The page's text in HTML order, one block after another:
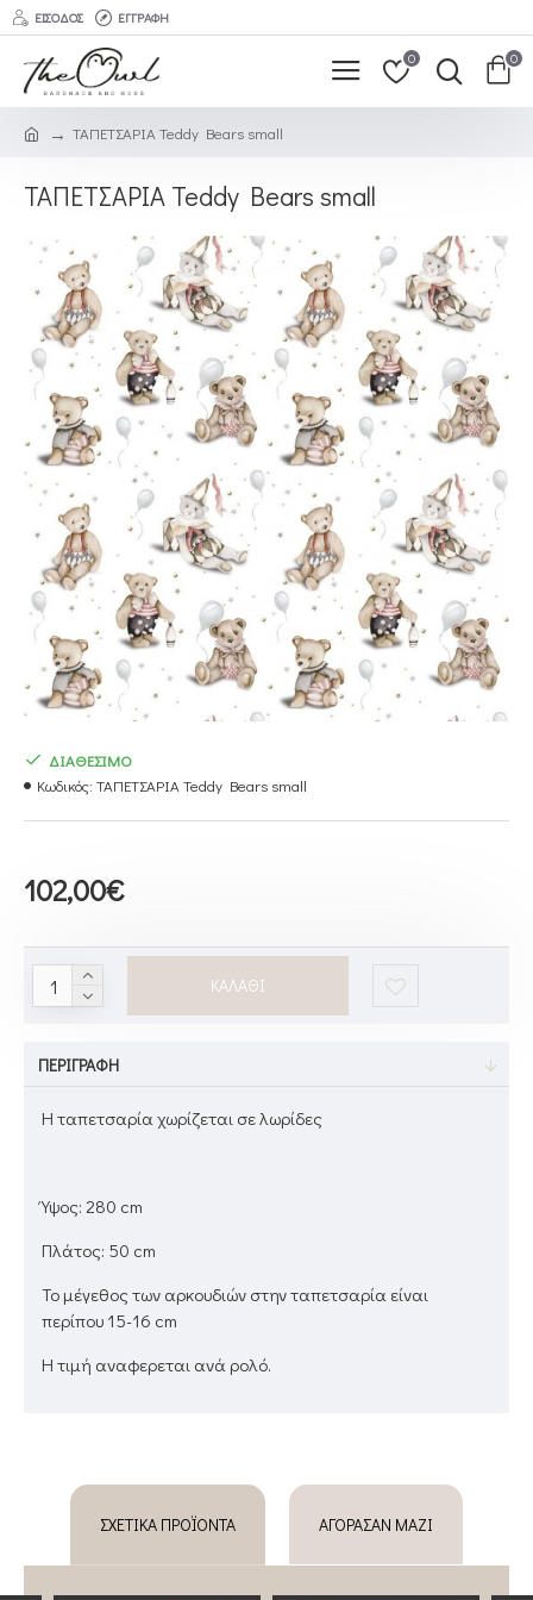
ΕΊΣΟΔΟΣ ΕΓΓΡΑΦΉ
0 0
ΤΑΠΕΤΣΑΡΙΑ Teddy Bears small
ΤΑΠΕΤΣΑΡΙΑ Teddy Bears small
102,00€
ΔΙΑΘΕΣΙΜΟ
Κωδικός: ΤΑΠΕΤΣΑΡΙΑ Teddy Bears small
ΚΑΛΆΘΙ
ΠΕΡΙΓΡΑΦΉ
Η ταπετσαρία χωρίζεται σε λωρίδες
Ύψος: 280 cm
Πλάτος: 50 cm
Το μέγεθος των αρκουδιών στην ταπετσαρία είναι
περίπου 15-16 cm
Η τιμή αναφερεται ανά ρολό.
ΣΧΕΤΙΚΆ ΠΡΟΪΌΝΤΑ ΑΓΌΡΑΣΑΝ ΜΑΖΊ